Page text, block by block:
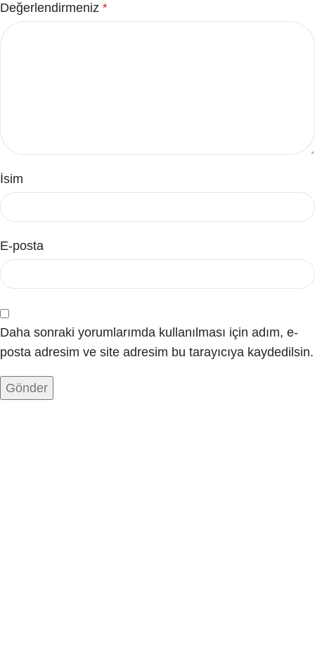
Değerlendirmeniz *
İsim
E-posta
Daha sonraki yorumlarımda kullanılması için adım, e-
posta adresim ve site adresim bu tarayıcıya kaydedilsin.